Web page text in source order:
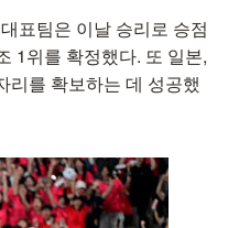
표팀은 이날 승리로 승점
1위를 확정했다. 또 일본,
리를 확보하는 데 성공했